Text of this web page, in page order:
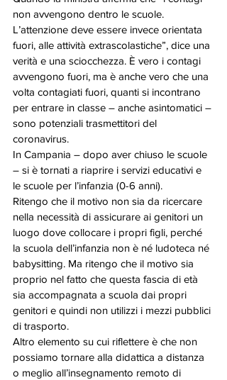
non avvengono dentro le scuole.
L’attenzione deve essere invece orientata
fuori, alle attività extrascolastiche”, dice una
verità e una sciocchezza. È vero i contagi
avvengono fuori, ma è anche vero che una
volta contagiati fuori, quanti si incontrano
per entrare in classe – anche asintomatici –
sono potenziali trasmettitori del
coronavirus.
In Campania – dopo aver chiuso le scuole
– si è tornati a riaprire i servizi educativi e
le scuole per l’infanzia (0-6 anni).
Ritengo che il motivo non sia da ricercare
nella necessità di assicurare ai genitori un
luogo dove collocare i propri figli, perché
la scuola dell’infanzia non è né ludoteca né
babysitting. Ma ritengo che il motivo sia
proprio nel fatto che questa fascia di età
sia accompagnata a scuola dai propri
genitori e quindi non utilizzi i mezzi pubblici
di trasporto.
Altro elemento su cui riflettere è che non
possiamo tornare alla didattica a distanza
o meglio all’insegnamento remoto di